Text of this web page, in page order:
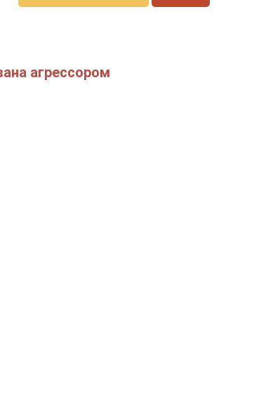
агрессором